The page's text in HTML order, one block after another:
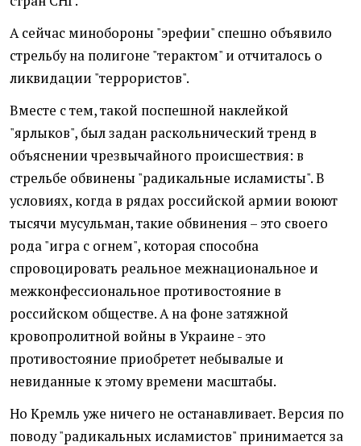
А сейчас минобороны "эрефии" спешно объявило
стрельбу на полигоне "терактом" и отчиталось о
ликвидации "террористов".
Вместе с тем, такой поспешной наклейкой
"ярлыков", был задан раскольнический тренд в
объяснении чрезвычайного происшествия: в
стрельбе обвинены "радикальные исламисты". В
условиях, когда в рядах российской армии воюют
тысячи мусульман, такие обвинения – это своего
рода "игра с огнем", которая способна
спровоцировать реальное межнациональное и
межконфессиональное противостояние в
российском обществе. А на фоне затяжной
кровопролитной войны в Украине - это
противостояние приобретет небывалые и
невиданные к этому времени масштабы.
Но Кремль уже ничего не останавливает. Версия по
поводу "радикальных исламистов" принимается за